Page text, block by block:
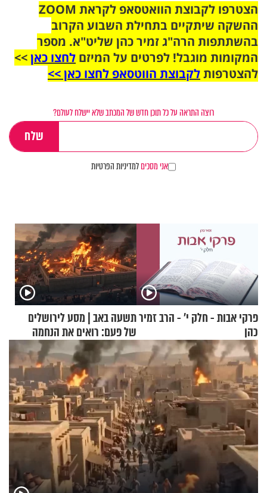
הצטרפו לקבוצת הוואטסאפ לקראת ZOOM
ההשקה שיתקיים בתחילת השבוע הקרוב
בהשתתפות הרה"ג זמיר כהן שליט"א. מספר
המקומות מוגבל! לפרטים על המיזם לחצו כאן>>
להצטרפותלקבוצת הווטסאפ לחצו כאן >>
רוצה התראה על כל תוכן חדש של המכתב שלא יישלח לעולם?
אני מסכיםלמדיניות הפרטיות
פרקי אבות - חלק י’ - הרב זמיר
כהן
תשעה באב | מסע לירושלים
של פעם: רואים את הנחמה